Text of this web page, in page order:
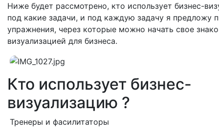
Ниже будет рассмотрено, кто использует бизнес-
под какие задачи, и под каждую задачу я предложу
упражнения, через которые можно начать свое
визуализацией для бизнеса.
Кто использует бизнес-
визуализацию ?
Тренеры и фасилитаторы